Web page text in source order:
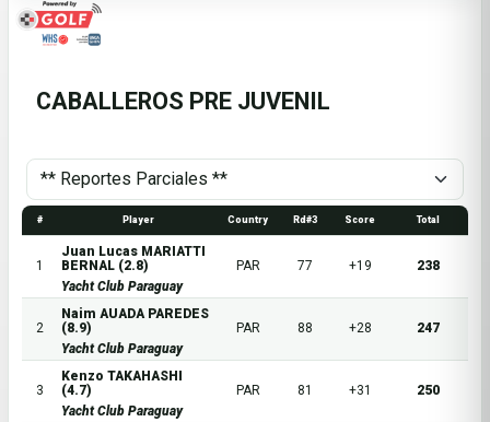
CABALLEROS PRE JUVENIL
# Player Country Rd#3 Score Total
1
Juan Lucas MARIATTI
BERNAL (2.8)
Yacht Club Paraguay
PAR 77 +19 238
2
Naim AUADA PAREDES
(8.9)
Yacht Club Paraguay
PAR 88 +28 247
3
Kenzo TAKAHASHI
(4.7)
Yacht Club Paraguay
PAR 81 +31 250